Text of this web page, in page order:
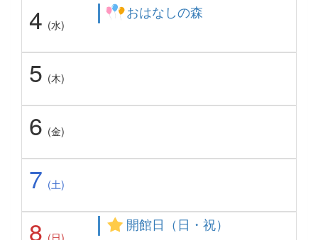
4 (水)
おはなしの森
5 (木)
6 (金)
7 (土)
8 (日)
開館日（日・祝）